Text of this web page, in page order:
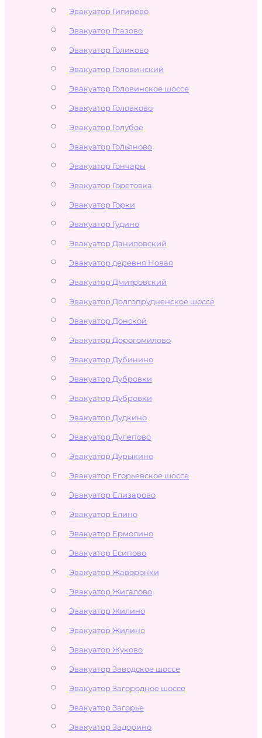
Эвакуатор Гигирёво
Эвакуатор Глазово
Эвакуатор Голиково
Эвакуатор Головинский
Эвакуатор Головинское шоссе
Эвакуатор Головково
Эвакуатор Голубое
Эвакуатор Гольяново
Эвакуатор Гончары
Эвакуатор Горетовка
Эвакуатор Горки
Эвакуатор Гудино
Эвакуатор Даниловский
Эвакуатор деревня Новая
Эвакуатор Дмитровский
Эвакуатор Долгопрудненское шоссе
Эвакуатор Донской
Эвакуатор Дорогомилово
Эвакуатор Дубинино
Эвакуатор Дубровки
Эвакуатор Дубровки
Эвакуатор Дудкино
Эвакуатор Дулепово
Эвакуатор Дурыкино
Эвакуатор Егорьевское шоссе
Эвакуатор Елизарово
Эвакуатор Елино
Эвакуатор Ермолино
Эвакуатор Есипово
Эвакуатор Жаворонки
Эвакуатор Жигалово
Эвакуатор Жилино
Эвакуатор Жилино
Эвакуатор Жуково
Эвакуатор Заводское шоссе
Эвакуатор Загородное шоссе
Эвакуатор Загорье
Эвакуатор Задорино